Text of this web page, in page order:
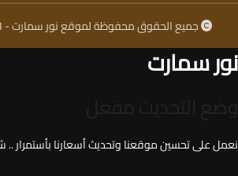
جميع الحقوق محفوظة لموقع نور سمارت - NOURSMART 2023
نور سمارت
نعمل على تحسين موقعنا وتحديث أسعارنا بأستمرار